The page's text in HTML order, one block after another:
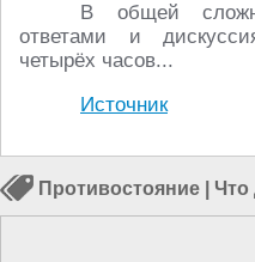
В общей
ответами и
четырёх часов...
Источник
Противостояние Что